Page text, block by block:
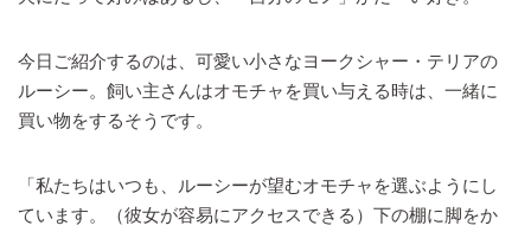
今日ご紹介するのは、可愛い小さなヨークシャー・テリアの
ルーシー。飼い主さんはオモチャを買い与える時は、一緒に
買い物をするそうです。
「私たちはいつも、ルーシーが望むオモチャを選ぶようにし
ています。（彼女が容易にアクセスできる）下の棚に脚をか